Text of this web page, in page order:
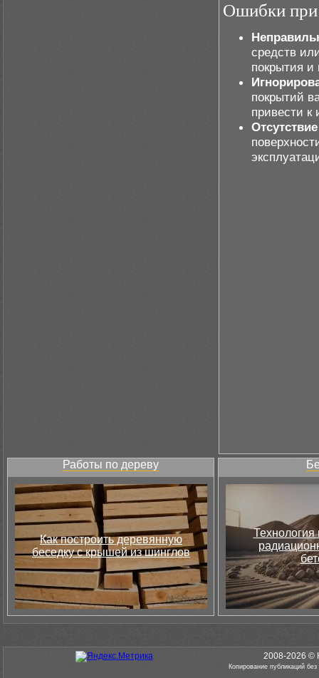
Ошибки при
средств
покрытия и
покрытий
привести
Работы по дереву
Как построить деревянную
беседку с крышей из шинглов
Технология
2008-2026 ©
Копирование публикаций